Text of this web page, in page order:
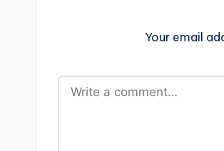
Your email